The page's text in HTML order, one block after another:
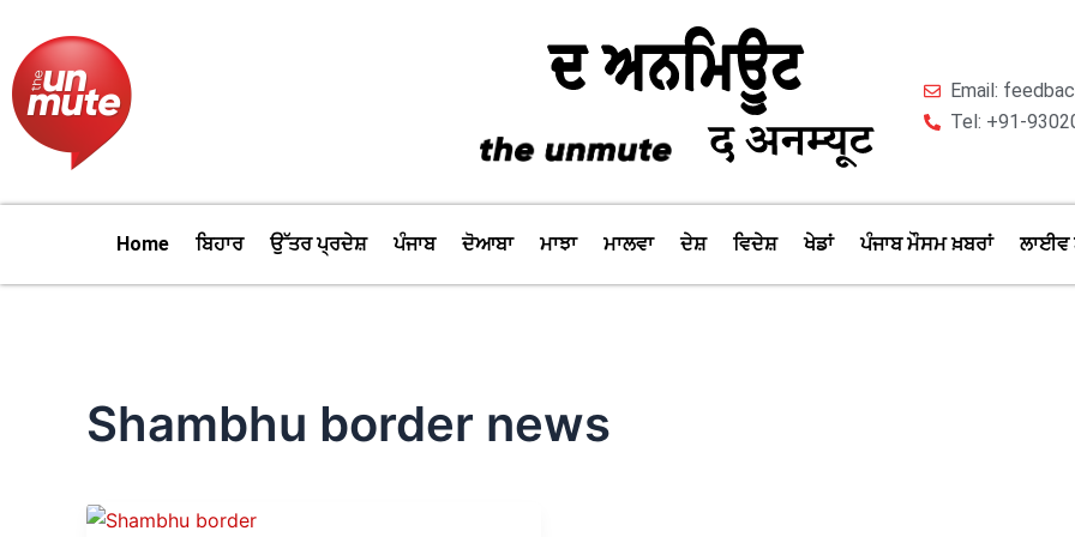
content
Email:
Tel: +91-
Home ਬਿਹਾਰ ਉੱਤਰ ਪ੍ਰਦੇਸ਼ ਪੰਜਾਬ ਦੋਆਬਾ ਮਾਝਾ ਮਾਲਵਾ ਦੇਸ਼ ਵਿਦੇਸ਼ ਖੇਡਾਂ ਪੰਜਾਬ ਮੌਸਮ ਖ਼ਬਰਾਂ ਲਾਈਵ
Shambhu border news